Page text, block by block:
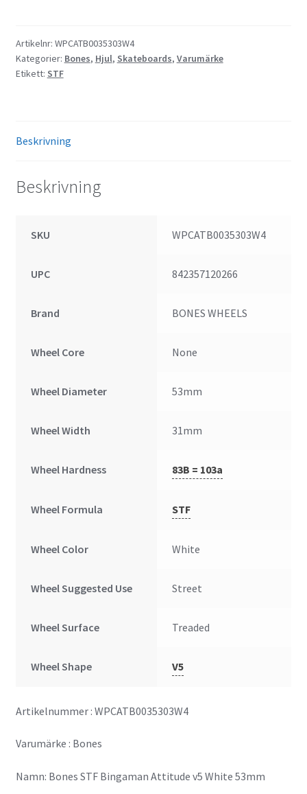
Artikelnr: WPCATB0035303W4
Kategorier: Bones, Hjul, Skateboards, Varumärke
Etikett: STF
Beskrivning
Beskrivning
SKU WPCATB0035303W4
UPC 842357120266
Brand BONES WHEELS
Wheel Core None
Wheel Diameter 53mm
Wheel Width 31mm
Wheel Hardness 83B = 103a
Wheel Formula STF
Wheel Color White
Wheel Suggested Use Street
Wheel Surface Treaded
Wheel Shape V5
Artikelnummer : WPCATB0035303W4
Varumärke : Bones
Namn: Bones STF Bingaman Attitude v5 White 53mm